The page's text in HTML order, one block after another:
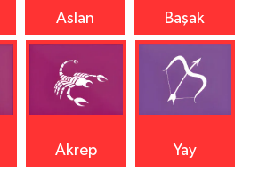
Aslan Başak
Akrep Yay